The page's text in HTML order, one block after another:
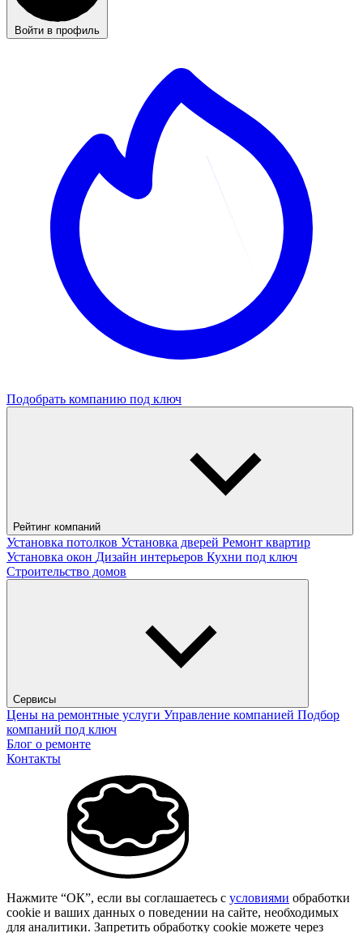
Войти в профиль
Подобрать компанию под ключ
Рейтинг компаний
Установка потолков Установка дверей Ремонт квартир
Установка окон Дизайн интерьеров Кухни под ключ
Строительство домов
Сервисы
Цены на ремонтные услуги Управление компанией Подбор
компаний под ключ
Блог о ремонте
Контакты
Нажмите “ОК”, если вы соглашаетесь с условиями обработки
cookie и ваших данных о поведении на сайте, необходимых
для аналитики. Запретить обработку cookie можете через